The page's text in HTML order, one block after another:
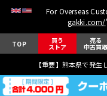
For Overseas
gakki.com/
TOP 買う
ストア
売る
中古買取
【重要】熊本県で発